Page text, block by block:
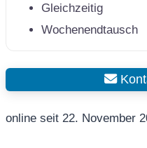
Gleichzeitig
Wochenendtausch
online seit 22. November